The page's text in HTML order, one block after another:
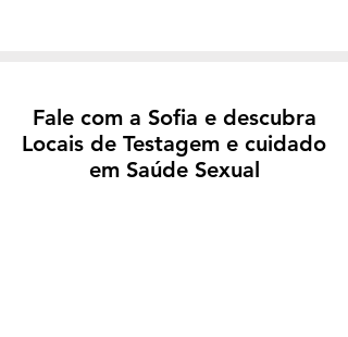
Fale com a Sofia e descubra
Locais de Testagem e cuidado
em Saúde Sexual